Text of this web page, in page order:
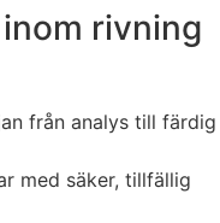
rivning
från analys till färdig
med säker, tillfällig